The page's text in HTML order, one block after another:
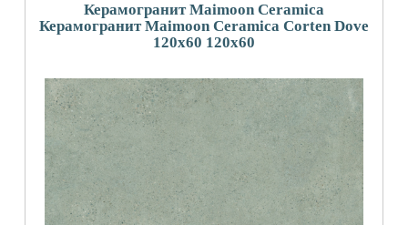
Керамогранит Maimoon Ceramica
Керамогранит Maimoon Ceramica Corten Dove
120x60 120x60